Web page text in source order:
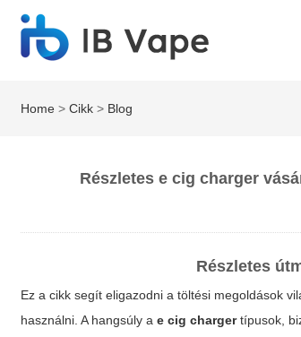
Home >Cikk > Blog
Részletes e cig charger
Részletes
Ez a cikk segít eligazodni a töltési megoldások
használni. A hangsúly ae cig chargertípusok,